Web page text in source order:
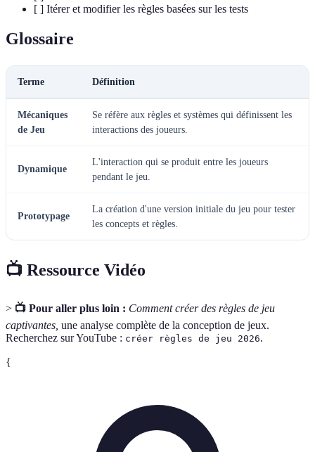
[ ] Itérer et modifier les règles basées sur les tests
Glossaire
Terme Définition
Mécaniques
de Jeu
Se réfère aux règles et systèmes qui définissent les
interactions des joueurs.
Dynamique
L'interaction qui se produit entre les joueurs
pendant le jeu.
Prototypage
La création d'une version initiale du jeu pour tester
les concepts et règles.
📺 Ressource Vidéo
> 📺 Pour aller plus loin : Comment créer des règles de jeu
captivantes, une analyse complète de la conception de jeux.
Recherchez sur YouTube : créer règles de jeu 2026.
{